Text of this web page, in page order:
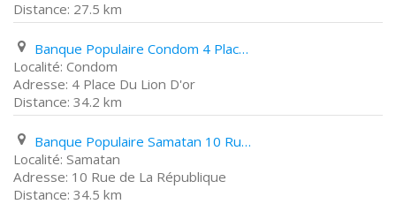
27.5 km
Banque Populaire Condom 4 Place Du Lion D'or
Condom
4 Place Du Lion D'or
34.2 km
Banque Populaire Samatan 10 Rue de La République
Samatan
10 Rue de La République
34.5 km